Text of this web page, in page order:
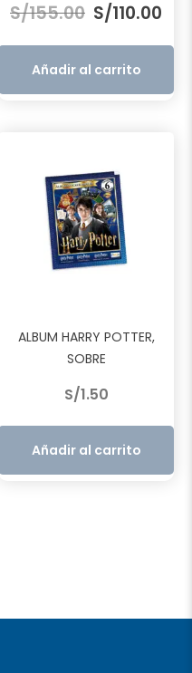
S/155.00 precio
original
era:
S/155.00.
S/110.00
S/
Añadir al carrito
ALBUM HARRY POTTER,
SOBRE
S/1.50
Añadir al carrito